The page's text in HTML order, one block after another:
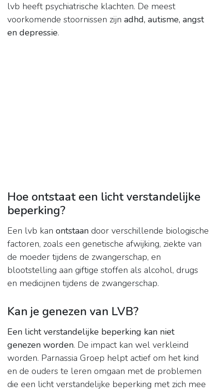
lvb heeft psychiatrische klachten. De meest
voorkomende stoornissen zijn adhd, autisme, angst
en depressie.
Hoe ontstaat een licht verstandelijke
beperking?
Een lvb kan ontstaan door verschillende biologische
factoren, zoals een genetische afwijking, ziekte van
de moeder tijdens de zwangerschap, en
blootstelling aan giftige stoffen als alcohol, drugs
en medicijnen tijdens de zwangerschap.
Kan je genezen van LVB?
Een licht verstandelijke beperking kan niet
genezen worden. De impact kan wel verkleind
worden. Parnassia Groep helpt actief om het kind
en de ouders te leren omgaan met de problemen
die een licht verstandelijke beperking met zich mee